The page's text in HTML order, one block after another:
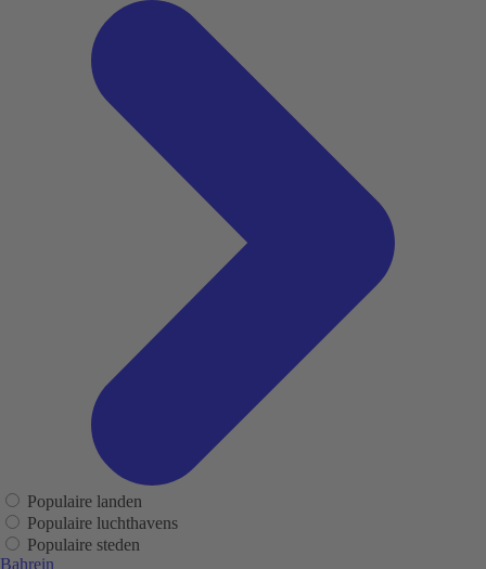
Populaire landen
Populaire luchthavens
Populaire steden
Bahrein